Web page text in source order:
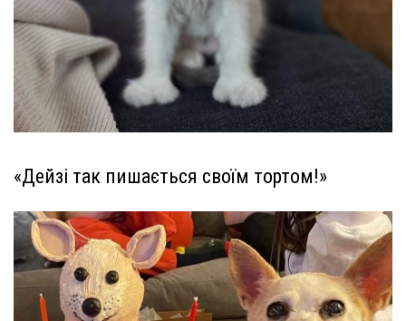
«Дейзі так пишається своїм тортом!»